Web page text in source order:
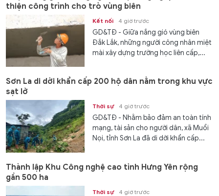
thiện công trình cho trò vùng biên
Kết nối 4 giờ trước
GD&TĐ - Giữa nắng gió vùng biên
Đắk Lắk, những người công nhân miệt
mài xây dựng trường học liên cấp,...
Sơn La di dời khẩn cấp 200 hộ dân nằm trong khu vực
sạt lở
Thời sự 4 giờ trước
GD&TĐ - Nhằm bảo đảm an toàn tính
mạng, tài sản cho người dân, xã Muổi
Nọi, tỉnh Sơn La đã di dời khẩn cấp...
Thành lập Khu Công nghệ cao tỉnh Hưng Yên rộng
gần 500 ha
Thời sự 4 giờ trước